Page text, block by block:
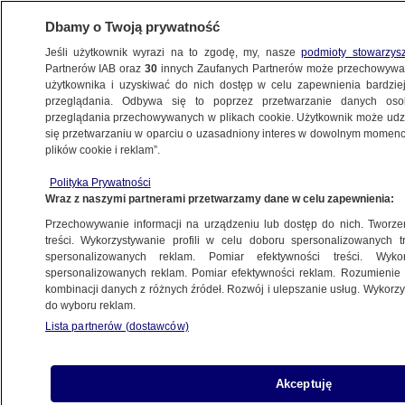
POLSKA
ministra
3.06.2024, 20:40
Udostępnij
Dbamy o Twoją prywatność
Jeśli użytkownik wyrazi na to zgodę, my, naszepodmioty
Partnerów IAB oraz30 innych Zaufanych Partnerów może
użytkownika i uzyskiwać do nich dostęp w celu zapewnienia
przeglądania. Odbywa się to poprzez przetwarzanie danych
przeglądania przechowywanych w plikach cookie. Użytkownik może
się przetwarzaniu w oparciu o uzasadniony interes w dowolnym
plików cookie i reklam”.
Polityka Prywatności
Wraz z naszymi partnerami przetwarzamy dane w celu zapewnienia:
Przechowywanie informacji na urządzeniu lub dostęp do nich.
treści. Wykorzystywanie profili w celu doboru spersonalizowanych
spersonalizowanych reklam. Pomiar efektywności treści.
spersonalizowanych reklam. Pomiar efektywności reklam.
kombinacji danych z różnych źródeł. Rozwój i ulepszanie usług.
do wyboru reklam.
Lista partnerów (dostawców)
Akceptuję